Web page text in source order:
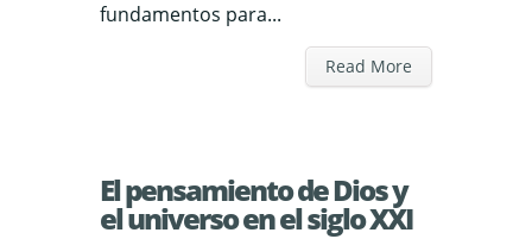
fundamentos para...
Read More
El pensamiento de Dios y
el universo en el siglo XXI